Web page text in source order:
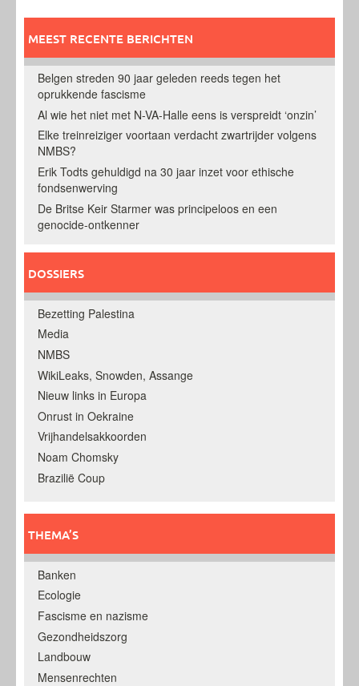
MEEST RECENTE BERICHTEN
Belgen streden 90 jaar geleden reeds tegen het
oprukkende fascisme
Al wie het niet met N-VA-Halle eens is verspreidt ‘onzin’
Elke treinreiziger voortaan verdacht zwartrijder volgens
NMBS?
Erik Todts gehuldigd na 30 jaar inzet voor ethische
fondsenwerving
De Britse Keir Starmer was principeloos en een
genocide-ontkenner
DOSSIERS
Bezetting Palestina
Media
NMBS
WikiLeaks, Snowden, Assange
Nieuw links in Europa
Onrust in Oekraine
Vrijhandelsakkoorden
Noam Chomsky
Brazilië Coup
THEMA’S
Banken
Ecologie
Fascisme en nazisme
Gezondheidszorg
Landbouw
Mensenrechten